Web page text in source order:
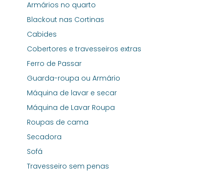
Armários no quarto
Blackout nas Cortinas
Cabides
Cobertores e travesseiros extras
Ferro de Passar
Guarda-roupa ou Armário
Máquina de lavar e secar
Máquina de Lavar Roupa
Roupas de cama
Secadora
Sofá
Travesseiro sem penas